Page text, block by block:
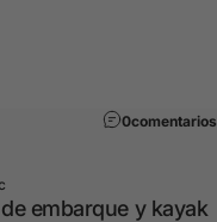
0comentarios
embarque y kayak